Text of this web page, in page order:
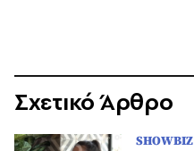
Σχετικό Άρθρο
SHOWBIZ